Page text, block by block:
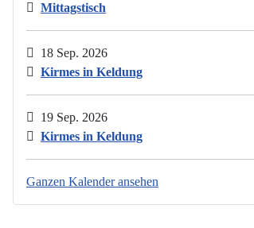
Mittagstisch
18 Sep. 2026
Kirmes in Keldung
19 Sep. 2026
Kirmes in Keldung
Ganzen Kalender ansehen